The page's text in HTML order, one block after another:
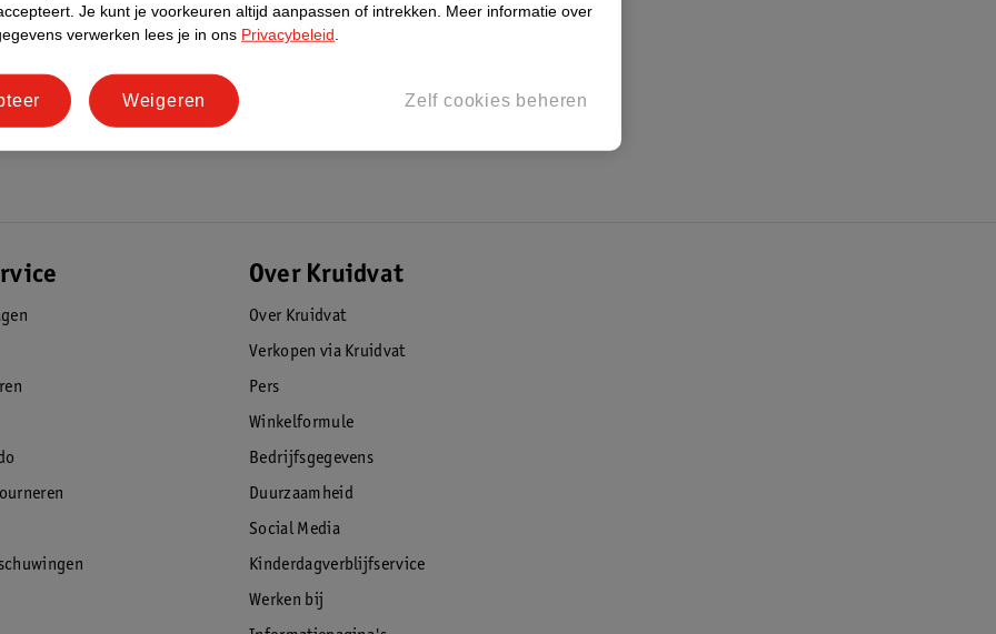
Over Kruidvat
Over Kruidvat
Verkopen via Kruidvat
Pers
Winkelformule
Bedrijfsgegevens
Duurzaamheid
Social Media
Kinderdagverblijfservice
Werken bij
Je kunt je voorkeuren altijd aanpassen of intrekken.
Meer informatie over
verwerken lees je in ons Privacybeleid
Zelf cookies beheren
Weigeren